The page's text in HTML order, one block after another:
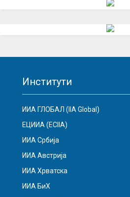
Институти
ИИА ГЛОБАЛ (IIA Global)
ЕЦИИА (ECIIA)
ИИА Србија
ИИА Австрија
ИИА Хрватска
ИИА БиХ